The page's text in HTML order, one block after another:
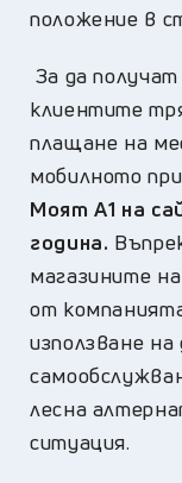
положение в
За да
клиентите
плащане на
мобилното
Моят А1 на
година.
магазините
от
използване
лесна
ситуация.